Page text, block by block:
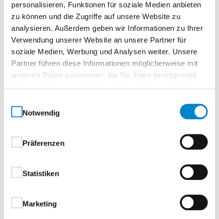
personalisieren, Funktionen für soziale Medien anbieten
zu können und die Zugriffe auf unsere Website zu
analysieren. Außerdem geben wir Informationen zu Ihrer
Verwendung unserer Website an unsere Partner für
soziale Medien, Werbung und Analysen weiter. Unsere
Partner führen diese Informationen möglicherweise mit
weiteren Daten zusammen, die Sie ihnen bereitgestellt
Notwendig
Präferenzen
Statistiken
Marketing
Oberflächenbeschichtung
Ausführung mit beidseitiger hochwertiger Coil-
Coating-Beschichtung
außen hochwertige Struktur
Standardfarben, in Anlehnung an RAL-
RAL 7016 Anthrazitgrau
innen hochwertige Polyesterbeschichtung